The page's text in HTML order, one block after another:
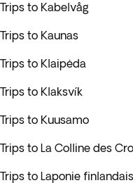
Trips to Kabelvåg
Trips to Kaunas
Trips to Klaipėda
Trips to Klaksvík
Trips to Kuusamo
Trips to La Colline des
Trips to Laponie